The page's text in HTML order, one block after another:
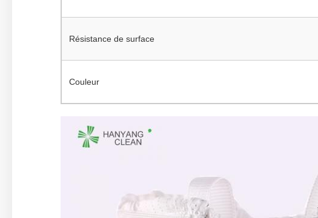
Résistance de surface
Couleur